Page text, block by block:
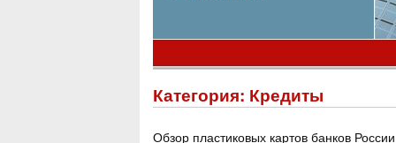
Категория: Кредиты
Обзор пластиковых картов банков